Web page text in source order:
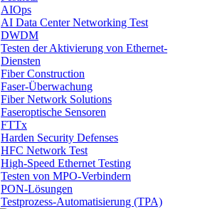
AIOps
AI Data Center Networking Test
DWDM
Testen der Aktivierung von Ethernet-
Diensten
Fiber Construction
Faser-Überwachung
Fiber Network Solutions
Faseroptische Sensoren
FTTx
Harden Security Defenses
HFC Network Test
High-Speed Ethernet Testing
Testen von MPO-Verbindern
PON-Lösungen
Testprozess-Automatisierung (TPA)